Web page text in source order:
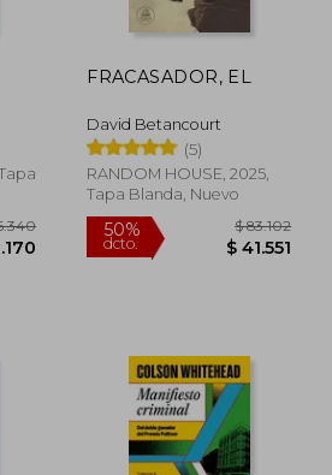
$ 35.999 50% $
FRACASADOR, EL
David Betancourt
(5)
RANDOM HOUSE, 2025,
Tapa Blanda, Nuevo